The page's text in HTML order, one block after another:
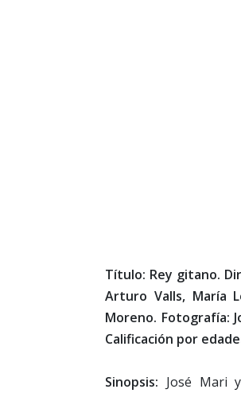
Título: Rey gitano.
Arturo Valls, María
Moreno. Fotografía:
Calificación por
Sinopsis: José Mari